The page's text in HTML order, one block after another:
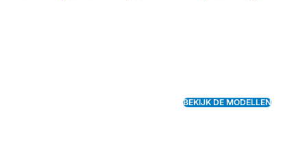
BEKIJK DE MODELLEN